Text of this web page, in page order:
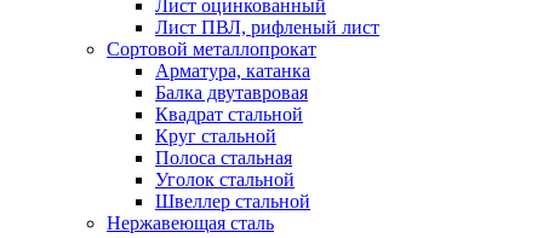
Лист оцинкованный
Лист ПВЛ, рифленый лист
Сортовой металлопрокат
Арматура, катанка
Балка двутавровая
Квадрат стальной
Круг стальной
Полоса стальная
Уголок стальной
Швеллер стальной
Нержавеющая сталь